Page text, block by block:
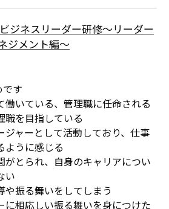
ジネスリーダー研修～リーダー
ジメント編～
です
働いている、管理職に任命される
職を目指している
ジャーとして活動しており、仕事
ように感じる
がとられ、自身のキャリアについ
い
や振る舞いをしてしまう
に相応しい振る舞いを身につけた